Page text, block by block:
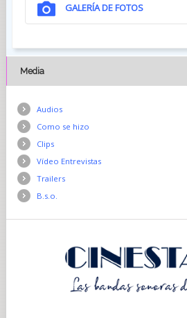
GALERÍA DE FOTOS
Media
Audios
Como se hizo
Clips
Vídeo Entrevistas
Trailers
B.s.o.